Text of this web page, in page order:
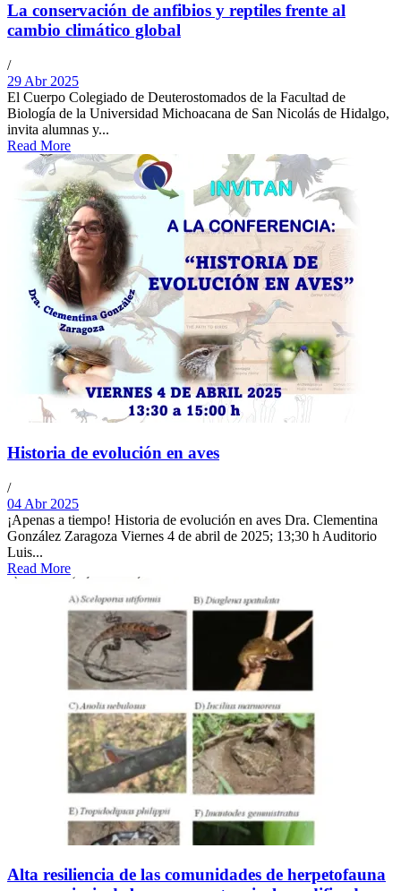
La conservación de anfibios y reptiles frente al
cambio climático global
/
29 Abr 2025
El Cuerpo Colegiado de Deuterostomados de la Facultad de
Biología de la Universidad Michoacana de San Nicolás de Hidalgo,
invita alumnas y...
Read More
Historia de evolución en aves
/
04 Abr 2025
¡Apenas a tiempo! Historia de evolución en aves Dra. Clementina
González Zaragoza Viernes 4 de abril de 2025; 13;30 h Auditorio
Luis...
Read More
Alta resiliencia de las comunidades de herpetofauna